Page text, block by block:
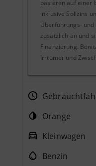
basieren auf einer
inklusive Sollzins
Überführungs-
zusätzlich an und
Finanzierung.
Irrtümer und
Orange
Kleinwagen
Benzin